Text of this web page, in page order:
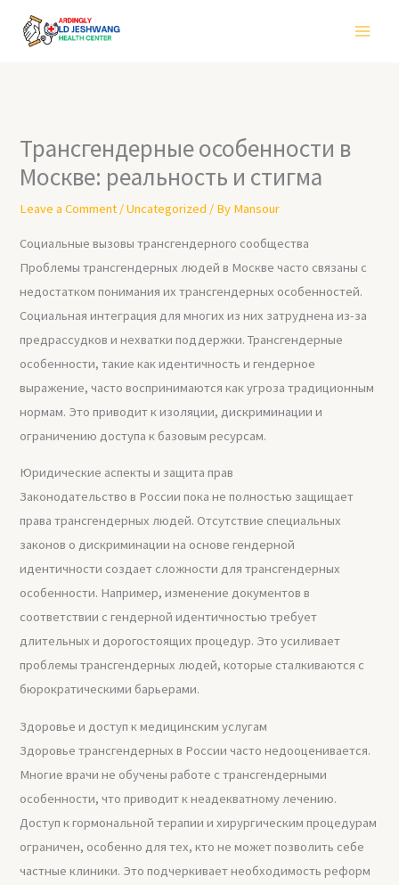
Трансгендерные особенности в
Москве: реальность и стигма
Leave a Comment /Uncategorized / By Mansour
Социальные вызовы трансгендерного сообщества
Проблемы трансгендерных людей в Москве часто связаны с
недостатком понимания их трансгендерных особенностей.
Социальная интеграция для многих из них затруднена из-за
предрассудков и нехватки поддержки. Трансгендерные
особенности, такие как идентичность и гендерное
выражение, часто воспринимаются как угроза традиционным
нормам. Это приводит к изоляции, дискриминации и
ограничению доступа к базовым ресурсам.
Юридические аспекты и защита прав
Законодательство в России пока не полностью защищает
права трансгендерных людей. Отсутствие специальных
законов о дискриминации на основе гендерной
идентичности создает сложности для трансгендерных
особенности. Например, изменение документов в
соответствии с гендерной идентичностью требует
длительных и дорогостоящих процедур. Это усиливает
проблемы трансгендерных людей, которые сталкиваются с
бюрократическими барьерами.
Здоровье и доступ к медицинским услугам
Здоровье трансгендерных в России часто недооценивается.
Многие врачи не обучены работе с трансгендерными
особенности, что приводит к неадекватному лечению.
Доступ к гормональной терапии и хирургическим процедурам
ограничен, особенно для тех, кто не может позволить себе
частные клиники. Это подчеркивает необходимость реформ